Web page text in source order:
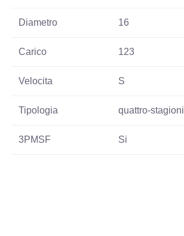
Diametro 16
Carico 123
Velocita S
Tipologia quattro-stagioni
3PMSF Si